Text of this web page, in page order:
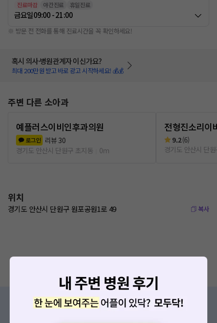
진료마감 야간진료 휴일진료
금요일09:00 - 21:00
※ 방문 전 전화를 통해 진료시간을 꼭 확인하세요!
혹시 의사·병원관계자 이신가요?
최대 200만원 받고 바로 광고 시작하세요! 💰💰
주변 다른 소아과
예플러스이비인후과의원
로그인 리뷰 30
경기도 안산시 단원구 초지동
0m
전형진소리이
9.2(6)
경기도 안산시 단
위치
경기도 안산시 단원구 원포공원1로 49 복사
증상/치료, 궁금한 점이 있나요?